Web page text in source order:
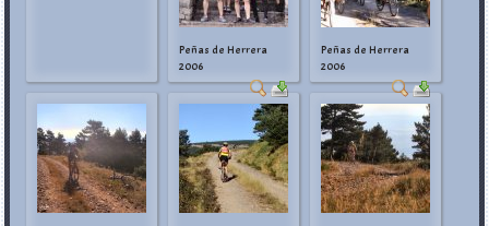
Peñas de Herrera
2006
Peñas de Herrera
2006